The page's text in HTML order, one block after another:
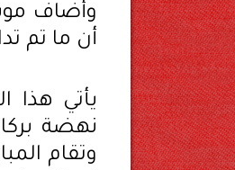
وأضاف
أن ما تم
يأتي
وتقام